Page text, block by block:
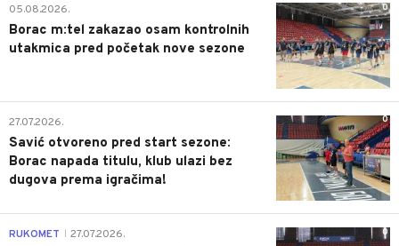
0
05.08.2026.
Borac m:tel zakazao osam kontrolnih
utakmica pred početak nove sezone
0
27.07.2026.
Savić otvoreno pred start sezone:
Borac napada titulu, klub ulazi bez
dugova prema igračima!
0
RUKOMET 27.07.2026.